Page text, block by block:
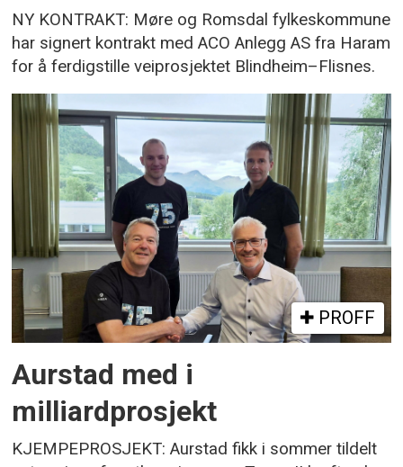
NY KONTRAKT: Møre og Romsdal fylkeskommune
har signert kontrakt med ACO Anlegg AS fra Haram
for å ferdigstille veiprosjektet Blindheim–Flisnes.
PROFF
Aurstad med i
milliardprosjekt
KJEMPEPROSJEKT: Aurstad fikk i sommer tildelt